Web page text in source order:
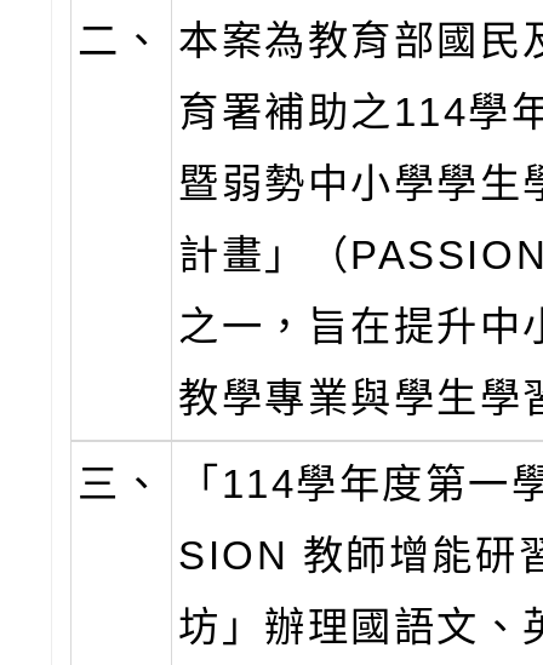
二、
本案為教育部國民
育署補助之114學
暨弱勢中小學學生
計畫」（
之一，旨在提升中
教學專業與學生學
三、
「114學年度第一
SION 教師增能研
坊」辦理國語文、